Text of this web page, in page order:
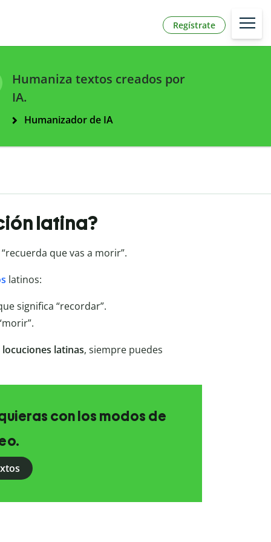
Regístrate
Humaniza textos creados por
IA.
Humanizador de IA
latina?
que vas a morir”.
latinos:
significa “recordar”.
locuciones latinas, siempre puedes
con los modos de